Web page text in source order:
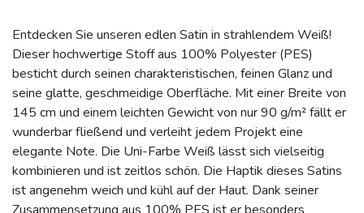
Entdecken Sie unseren edlen Satin in strahlendem Weiß!
Dieser hochwertige Stoff aus 100% Polyester (PES)
besticht durch seinen charakteristischen, feinen Glanz und
seine glatte, geschmeidige Oberfläche. Mit einer Breite von
145 cm und einem leichten Gewicht von nur 90 g/m² fällt er
wunderbar fließend und verleiht jedem Projekt eine
elegante Note. Die Uni-Farbe Weiß lässt sich vielseitig
kombinieren und ist zeitlos schön. Die Haptik dieses Satins
ist angenehm weich und kühl auf der Haut. Dank seiner